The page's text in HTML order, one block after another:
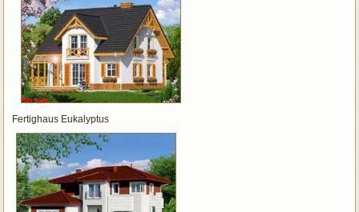
Fertighaus Eukalyptus